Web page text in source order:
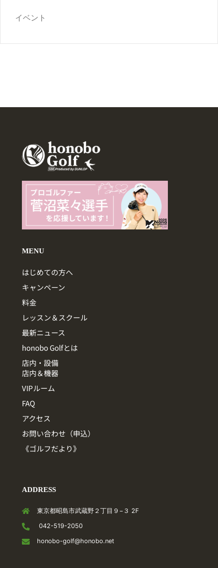
イベント
MENU
はじめての方へ
キャンペーン
料金
レッスン＆スクール
最新ニュース
honobo Golfとは
店内・設備
店内＆機器
VIPルーム
FAQ
アクセス
お問い合わせ（申込）
《ゴルフだより》
ADDRESS
東京都昭島市武蔵野２丁目９−３ 2F
042-519-2050
honobo-golf@honobo.net